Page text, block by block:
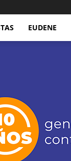
EUDENE